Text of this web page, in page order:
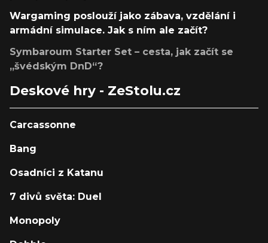
Wargaming poslouží jako zábava, vzdělání i
armádní simulace. Jak s ním ale začít?
Symbaroum Starter Set – cesta, jak začít se
„švédským DnD“?
Deskové hry - ZeStolu.cz
Carcassonne
Bang
Osadníci z Katanu
7 divů světa: Duel
Monopoly